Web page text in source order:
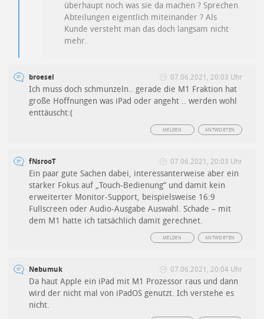
überhaupt noch was sie da machen ? Sprechen
Abteilungen eigentlich miteinander ? Als
Kunde versteht man das doch langsam nicht
mehr.
broesel 07.06.2021, 20:03 Uhr
Ich muss doch schmunzeln.. gerade die M1 Fraktion hat
große Hoffnungen was iPad oder angeht .. werden wohl
enttäuscht:(
ANTWORTEN
MELDEN
fNsrooT 07.06.2021, 20:03 Uhr
Ein paar gute Sachen dabei, interessanterweise aber ein
starker Fokus auf „Touch-Bedienung“ und damit kein
erweiterter Monitor-Support, beispielsweise 16:9
Fullscreen oder Audio-Ausgabe Auswahl. Schade – mit
dem M1 hatte ich tatsächlich damit gerechnet.
ANTWORTEN
MELDEN
Nebumuk 07.06.2021, 20:04 Uhr
Da haut Apple ein iPad mit M1 Prozessor raus und dann
wird der nicht mal von iPadOS genutzt. Ich verstehe es
nicht.